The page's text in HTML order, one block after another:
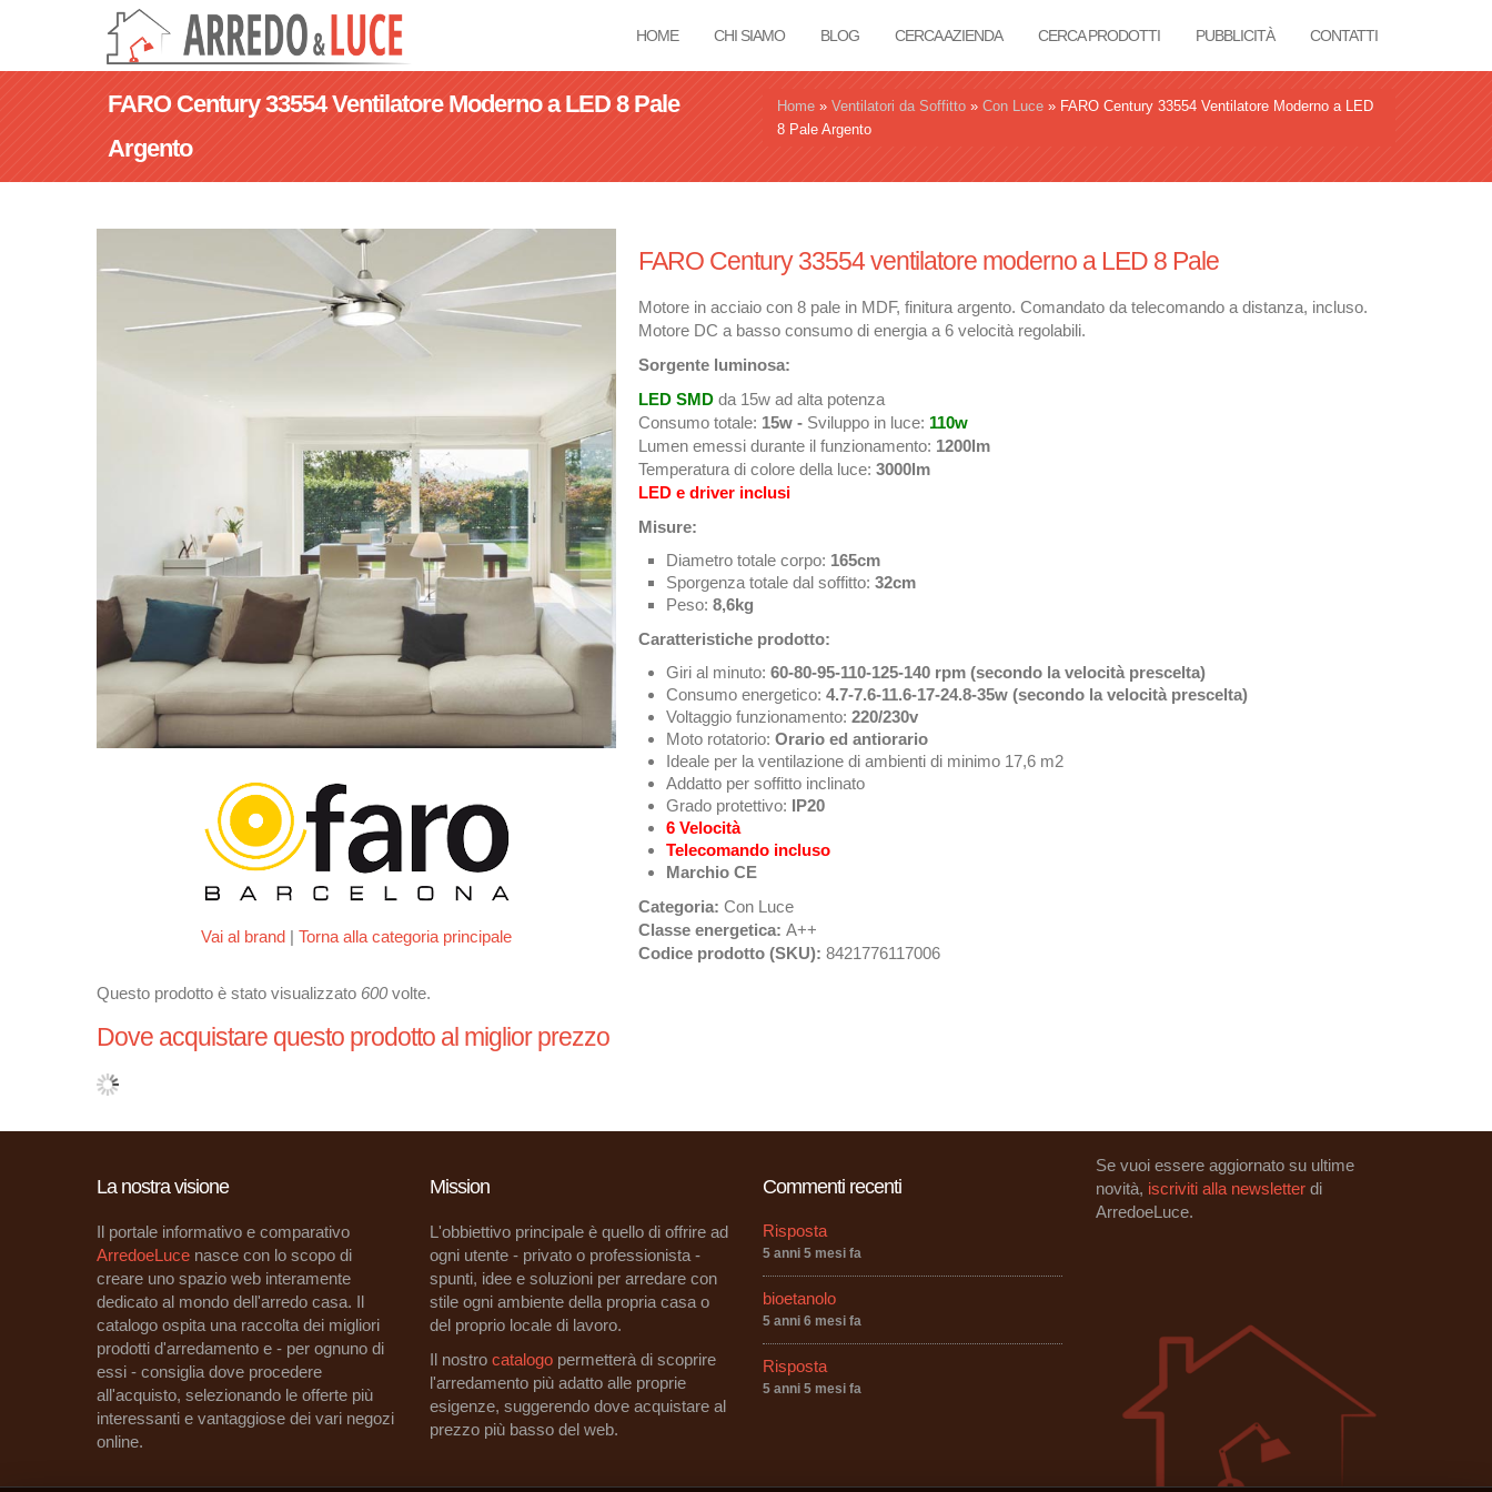
HOME CHI SIAMO BLOG CERCA AZIENDA CERCA PRODOTTI PUBBLICITÀ CONTATTI
FARO Century 33554 Ventilatore Moderno a LED 8 Pale
Argento
Tu sei qui
Home » Ventilatori da Soffitto » Con Luce » FARO Century 33554 Ventilatore Moderno a LED
8 Pale Argento
Vai al brand | Torna alla categoria principale
FARO Century 33554 ventilatore moderno a LED 8 Pale
Motore in acciaio con 8 pale in MDF, finitura argento. Comandato da telecomando a distanza, incluso.
Motore DC a basso consumo di energia a 6 velocità regolabili.
Sorgente luminosa:
LED SMD da 15w ad alta potenza
Consumo totale: 15w - Sviluppo in luce: 110w
Lumen emessi durante il funzionamento: 1200lm
Temperatura di colore della luce: 3000lm
LED e driver inclusi
Misure:
Diametro totale corpo: 165cm
Sporgenza totale dal soffitto: 32cm
Peso: 8,6kg
Caratteristiche prodotto:
Giri al minuto: 60-80-95-110-125-140 rpm (secondo la velocità prescelta)
Consumo energetico: 4.7-7.6-11.6-17-24.8-35w (secondo la velocità prescelta)
Voltaggio funzionamento: 220/230v
Moto rotatorio: Orario ed antiorario
Ideale per la ventilazione di ambienti di minimo 17,6 m2
Addatto per soffitto inclinato
Grado protettivo: IP20
6 Velocità
Telecomando incluso
Marchio CE
Categoria: Con Luce
Classe energetica: A++
Codice prodotto (SKU): 8421776117006
Questo prodotto è stato visualizzato 600volte.
Dove acquistare questo prodotto al miglior prezzo
La nostra visione
Il portale informativo e comparativo
ArredoeLuce nasce con lo scopo di
creare uno spazio web interamente
dedicato al mondo dell'arredo casa. Il
catalogo ospita una raccolta dei migliori
prodotti d'arredamento e - per ognuno di
essi - consiglia dove procedere
all'acquisto, selezionando le offerte più
interessanti e vantaggiose dei vari negozi
online.
Mission
L'obbiettivo principale è quello di offrire ad
ogni utente - privato o professionista -
spunti, idee e soluzioni per arredare con
stile ogni ambiente della propria casa o
del proprio locale di lavoro.
Il nostro catalogo permetterà di scoprire
l'arredamento più adatto alle proprie
esigenze, suggerendo dove acquistare al
prezzo più basso del web.
Commenti recenti
Risposta
5 anni 5 mesi fa
bioetanolo
5 anni 6 mesi fa
Risposta
5 anni 5 mesi fa
Se vuoi essere aggiornato su ultime
novità, iscriviti alla newsletter di
ArredoeLuce.